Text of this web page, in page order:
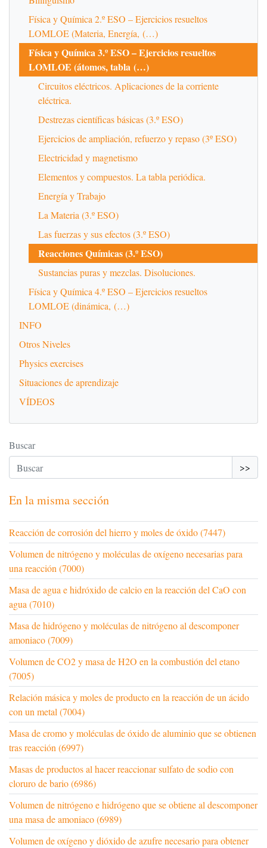
Física y Química 2.º ESO – Ejercicios resueltos
LOMLOE (Materia, Energía, (…)
Física y Química 3.º ESO – Ejercicios resueltos
LOMLOE (átomos, tabla (…)
Circuitos eléctricos. Aplicaciones de la corriente
eléctrica.
Destrezas científicas básicas (3.º ESO)
Ejercicios de ampliación, refuerzo y repaso (3º ESO)
Electricidad y magnetismo
Elementos y compuestos. La tabla periódica.
Energía y Trabajo
La Materia (3.º ESO)
Las fuerzas y sus efectos (3.º ESO)
Reacciones Químicas (3.º ESO)
Sustancias puras y mezclas. Disoluciones.
Física y Química 4.º ESO – Ejercicios resueltos
LOMLOE (dinámica, (…)
INFO
Otros Niveles
Physics exercises
Situaciones de aprendizaje
VÍDEOS
Buscar
>>
En la misma sección
Reacción de corrosión del hierro y moles de óxido (7447)
Volumen de nitrógeno y moléculas de oxígeno necesarias para
una reacción (7000)
Masa de agua e hidróxido de calcio en la reacción del CaO con
agua (7010)
Masa de hidrógeno y moléculas de nitrógeno al descomponer
amoniaco (7009)
Volumen de CO2 y masa de H2O en la combustión del etano
(7005)
Relación másica y moles de producto en la reacción de un ácido
con un metal (7004)
Masa de cromo y moléculas de óxido de aluminio que se obtienen
tras reacción (6997)
Masas de productos al hacer reaccionar sulfato de sodio con
cloruro de bario (6986)
Volumen de nitrógeno e hidrógeno que se obtiene al descomponer
una masa de amoniaco (6989)
Volumen de oxígeno y dióxido de azufre necesario para obtener